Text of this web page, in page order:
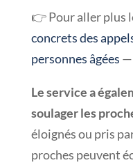
👉 Pour aller plus
concrets des
personnes âgées —
Le service a
soulager les
éloignés ou pris
proches peuvent